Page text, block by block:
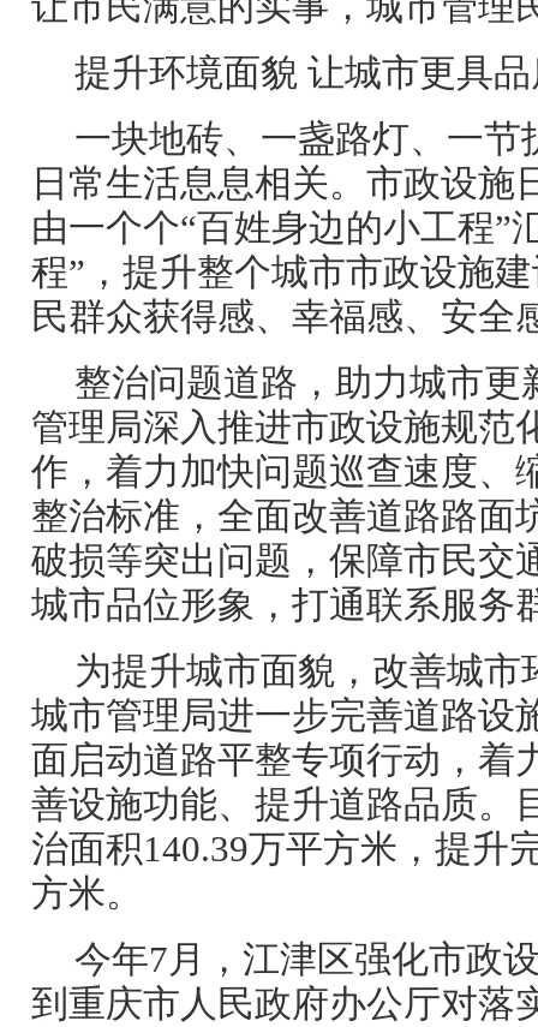
提升环境面貌 让城市更具
一块地砖、一盏路灯、一
日常生活息息相关。市政设施
由一个个“百姓身边的小工程”
程”，提升整个城市市政设施
民群众获得感、幸福感、安全
整治问题道路，助力城市更
管理局深入推进市政设施规范
作，着力加快问题巡查速度、
整治标准，全面改善道路路面
破损等突出问题，保障市民交
城市品位形象，打通联系服务
为提升城市面貌，改善城市
城市管理局进一步完善道路设
面启动道路平整专项行动，着
善设施功能、提升道路品质。
治面积140.39万平方米，提升
方米。
今年7月，江津区强化市政
到重庆市人民政府办公厅对落